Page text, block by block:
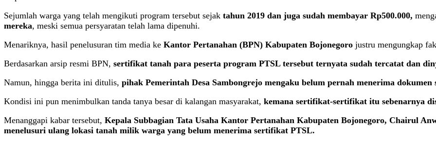
Sejumlah warga yang telah mengikuti program tersebut sejak tahun 2019 dan juga sudah membayar Rp500.000,
mereka, meski semua persyaratan telah lama dipenuhi.
Menariknya, hasil penelusuran tim media ke Kantor Pertanahan (BPN) Kabupaten Bojonegoro justru mengungkap
Berdasarkan arsip resmi BPN, sertifikat tanah para peserta program PTSL tersebut ternyata sudah tercatat dan
Namun, hingga berita ini ditulis, pihak Pemerintah Desa Sambongrejo mengaku belum pernah menerima
Kondisi ini pun menimbulkan tanda tanya besar di kalangan masyarakat, kemana sertifikat-sertifikat itu sebenarnya
Menanggapi kabar tersebut, Kepala Subbagian Tata Usaha Kantor Pertanahan Kabupaten Bojonegoro, Chairul
menelusuri ulang lokasi tanah milik warga yang belum menerima sertifikat PTSL.